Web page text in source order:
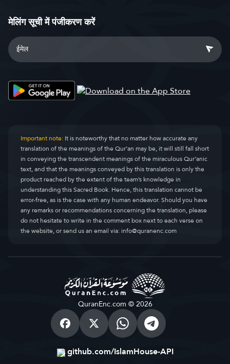
मेलिंग सूची में पंजीकरण करें
Important note:It is noteworthy that no matter how accurate any
translation of the meanings of the Qur’an may be, it will still fall short
in conveying the transcendent meanings of the miraculous Qur’anic
text, and that the meanings conveyed by this translation is only the
product reached by the extent of the team’s knowledge in
understanding this Sacred Book. Hence, this translation cannot be
error-free, as is the case with any human endeavor. Should you have
any remarks or recommendations concerning the translation, please
do not hesitate to write in the comment box next to each verse on
the website, or send us an email via:info@quranenc.com
QuranEnc.com © 2026
github.com/IslamHouse-API